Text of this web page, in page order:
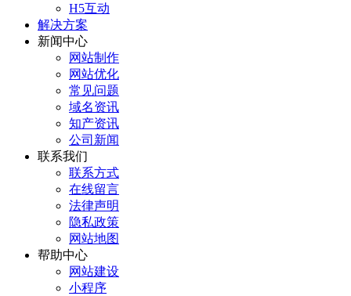
H5互动
解决方案
新闻中心
网站制作
网站优化
常见问题
域名资讯
知产资讯
公司新闻
联系我们
联系方式
在线留言
法律声明
隐私政策
网站地图
帮助中心
网站建设
小程序